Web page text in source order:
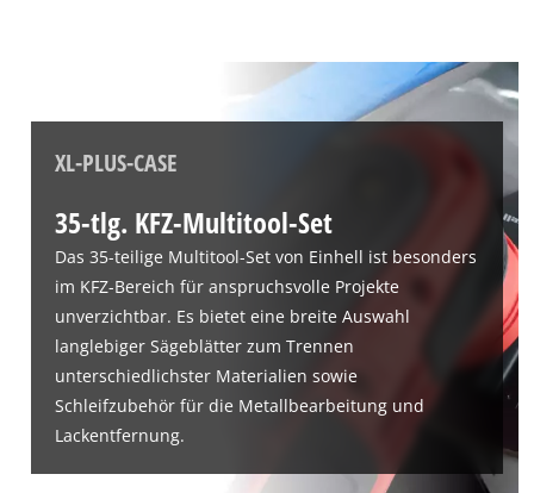
XL-PLUS-CASE
35-tlg. KFZ-Multitool-Set
Das 35-teilige Multitool-Set von Einhell ist besonders
im KFZ-Bereich für anspruchsvolle Projekte
unverzichtbar. Es bietet eine breite Auswahl
langlebiger Sägeblätter zum Trennen
unterschiedlichster Materialien sowie
Schleifzubehör für die Metallbearbeitung und
Lackentfernung.